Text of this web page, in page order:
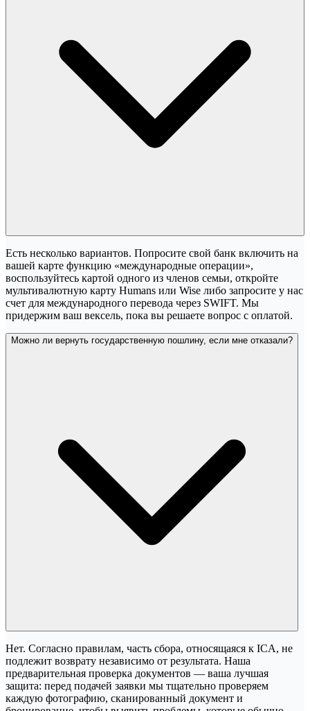
Есть несколько вариантов. Попросите свой банк включить на
вашей карте функцию «международные операции»,
воспользуйтесь картой одного из членов семьи, откройте
мультивалютную карту Humans или Wise либо запросите у нас
счет для международного перевода через SWIFT. Мы
придержим ваш вексель, пока вы решаете вопрос с оплатой.
Можно ли вернуть государственную пошлину, если мне отказали?
Нет. Согласно правилам, часть сбора, относящаяся к ICA, не
подлежит возврату независимо от результата. Наша
предварительная проверка документов — ваша лучшая
защита: перед подачей заявки мы тщательно проверяем
каждую фотографию, сканированный документ и